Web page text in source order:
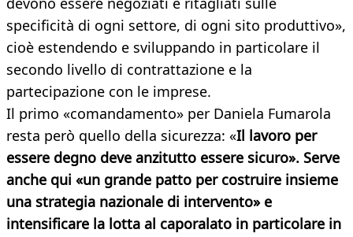
specificità di ogni settore, di ogni sito produttivo»,
cioè estendendo e sviluppando in particolare il
secondo livello di contrattazione e la
partecipazione con le imprese.
Il primo «comandamento» per Daniela Fumarola
resta però quello della sicurezza: «Il lavoro per
essere degno deve anzitutto essere sicuro». Serve
anche qui «un grande patto per costruire insieme
una strategia nazionale di intervento» e
intensificare la lotta al caporalato in particolare in